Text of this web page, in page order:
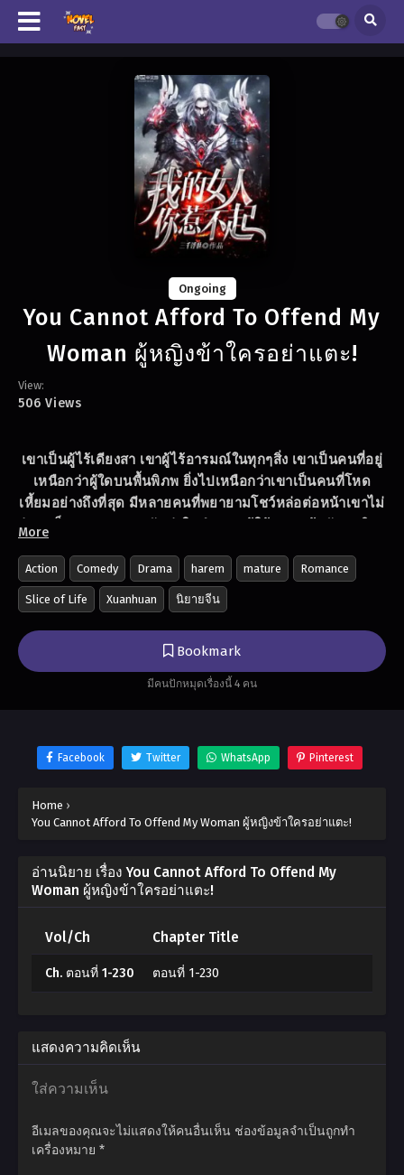
Ongoing
You Cannot Afford To Offend My
Woman ผู้หญิงข้าใครอย่าแตะ!
View:
506 Views
เขาเป็นผู้ไร้เดียงสา เขาผู้ไร้อารมณ์ในทุกๆสิ่ง เขาเป็นคนที่อยู่
เหนือกว่าผู้ใดบนพื้นพิภพ ยิ่งไปเหนือกว่าเขาเป็นคนที่โหด
เหี้ยมอย่างถึงที่สุด มีหลายคนที่พยายามโชว์หล่อต่อหน้าเขาไม่
ว่าจะเป็น ราชาทหาร นักฆ่าในตำนาน ผู้ใช้ระบบ ผู้กลับชาติมา
เขา ผู้กลับมาจากโลกอมตะ หมออมตะ ราชาปีศาจ จักรพรรดิ
อมตะที่ครอบครองร่างกายของคนอื่น ฯลฯ พวกมันทั้งหมดไม่รู้
ว่ากำลังเล่นอยู่กับใคร!!!
More
Action Comedy Drama harem mature Romance
Slice of Life Xuanhuan นิยายจีน
Bookmark
มีคนปักหมุดเรื่องนี้ 4 คน
Facebook Twitter WhatsApp Pinterest
Home ›
You Cannot Afford To Offend My Woman ผู้หญิงข้าใครอย่าแตะ!
อ่านนิยาย เรื่อง You Cannot Afford To Offend My
Woman ผู้หญิงข้าใครอย่าแตะ!
Vol/Ch Chapter Title
Ch. ตอนที่ 1-230 ตอนที่ 1-230
แสดงความคิดเห็น
ใส่ความเห็น
อีเมลของคุณจะไม่แสดงให้คนอื่นเห็น ช่องข้อมูลจำเป็นถูกทำ
เครื่องหมาย *